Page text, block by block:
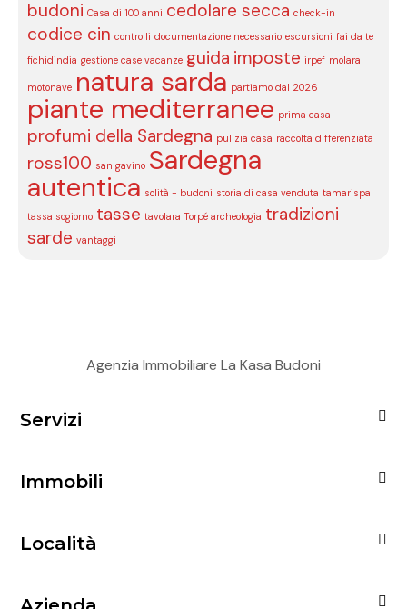
budoni Casa di 100 anni cedolare secca check-in
codice cin controlli documentazione necessario escursioni fai da te
fichidindia gestione case vacanze guida imposte irpef molara
motonave natura sarda partiamo dal 2026
piante mediterranee prima casa
profumi della Sardegna pulizia casa raccolta differenziata
ross100 san gavino Sardegna
autentica solità - budoni storia di casa venduta tamarispa
tassa sogiorno tasse tavolara Torpé archeologia tradizioni
sarde vantaggi
Agenzia Immobiliare La Kasa Budoni
Servizi
Immobili
Località